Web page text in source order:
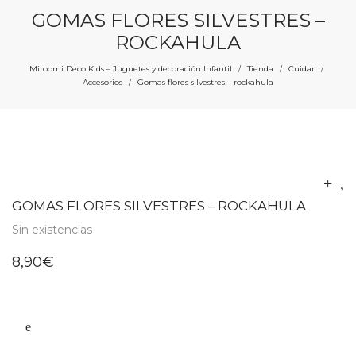
GOMAS FLORES SILVESTRES –
ROCKAHULA
Miroomi Deco Kids – Juguetes y decoración Infantil / Tienda / Cuidar /
Accesorios / Gomas flores silvestres – rockahula
GOMAS FLORES SILVESTRES – ROCKAHULA
Sin existencias
8,90€